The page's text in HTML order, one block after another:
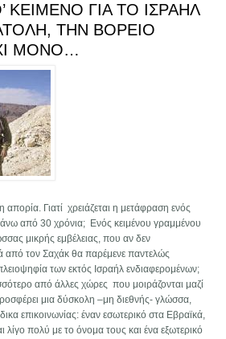
ΚΕΙΜΕΝΟ ΓΙΑ ΤΟ ΙΣΡΑΗΛ
ΤΗΝ ΒΟΡΕΙΟ
ΜΟΝΟ…
απορία. Γιατί χρειάζεται η μετάφραση ενός
από 30 χρόνια; Ενός κειμένου γραμμένου
μικρής εμβέλειας, που αν δεν
από τον Σαχάκ θα παρέμενε παντελώς
των εκτός Ισραήλ ενδιαφερομένων;
από άλλες χώρες που μοιράζονται μαζί
μια δύσκολη –μη διεθνής- γλώσσα,
επικοινωνίας: έναν εσωτερικό στα Εβραϊκά,
πολύ με το όνομα τους και ένα εξωτερικό